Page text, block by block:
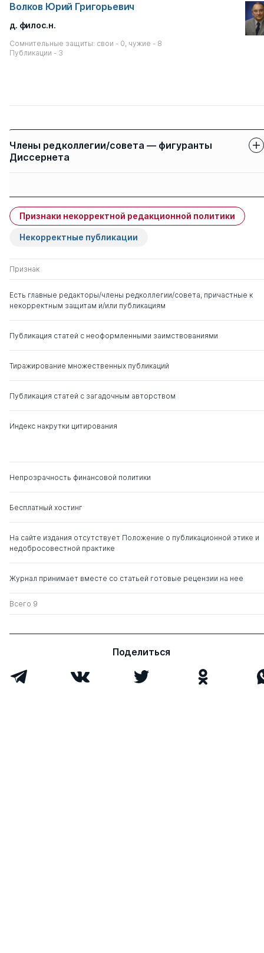
Волков Юрий Григорьевич
д. филос.н.
Сомнительные защиты: свои - 0, чужие - 8
Публикации - 3
Члены редколлегии/совета — фигуранты
Диссернета
Гапуров Шахрудин
Айдиевич
д. ист.н. 0 2
Хунагов Рашид
Думаличевич
Кузнецов Николай
Геннадьевич
д. э.н.
Бадмаев Валерий
д. филос.н. 0 2
Львович
Харитонов Евгений
д. соц.н. 0 2
Александровна
Дзуцев Хасан
Владимирович
д. соц.н. 0 0
Признаки некорректной редакционной политики
Некорректные публикации
Признак
Есть главные редакторы/члены редколлегии/совета, причастные к
некорректным защитам и/или публикациям
Публикация статей с неоформленными заимствованиями
Тиражирование множественных публикаций
Публикация статей с загадочным авторством
Индекс накрутки цитирования
Непрозрачность финансовой политики
Бесплатный хостинг
На сайте издания отсутствует Положение о публикационной этике и
недобросовестной практике
Журнал принимает вместе со статьей готовые рецензии на нее
Всего 9
Поделиться